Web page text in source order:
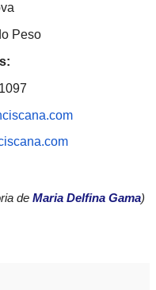
Peso
de Maria Delfina Gama)